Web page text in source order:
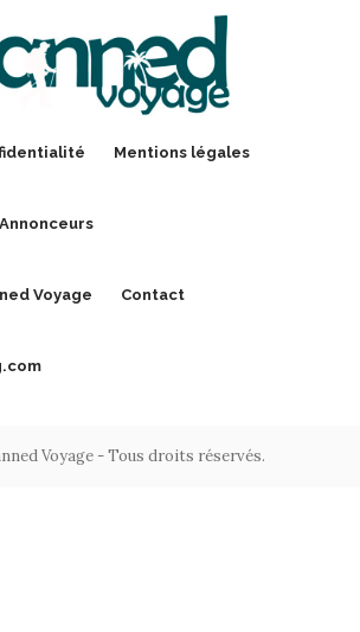
Mentions légales
Annonceurs
Voyage Contact
Voyage - Tous droits réservés.